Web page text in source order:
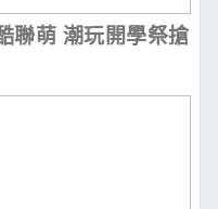
聯萌 潮玩開學祭搶